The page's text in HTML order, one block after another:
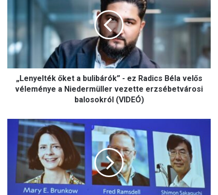
e
l
é
t
„Lenyelték őket a bulibárók” - ez Radics Béla velős
véleménye a Niedermüller vezette erzsébetvárosi
balosokról (VIDEÓ)